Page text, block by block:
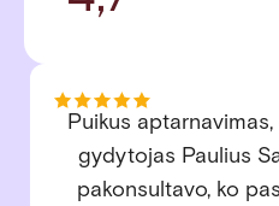
Jau daugelį metų
visada sugrįžtame
gydytojos Eglės. Su